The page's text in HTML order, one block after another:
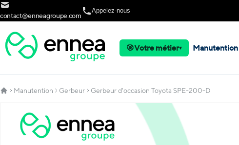
Allez au contenu
contact@enneagroupe.com
Appelez-nous
Manutention
🎯Votre métier▾
Manutention Gerbeur Gerbeur d'occasion Toyota SPE-200-D